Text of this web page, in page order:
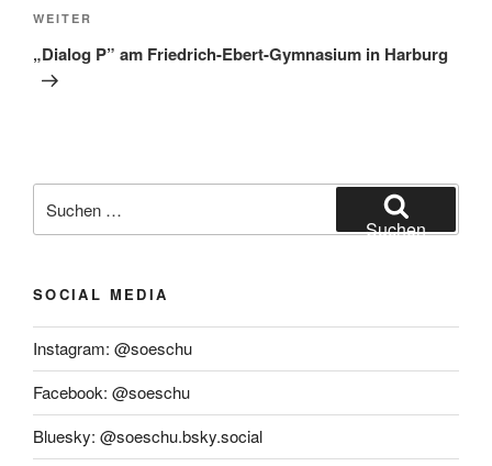
Nächster
Beitrag
WEITER
„Dialog P” am Friedrich-Ebert-Gymnasium in Harburg
nach:
Suchen
SOCIAL MEDIA
Instagram: @soeschu
Facebook: @soeschu
Bluesky: @soeschu.bsky.social